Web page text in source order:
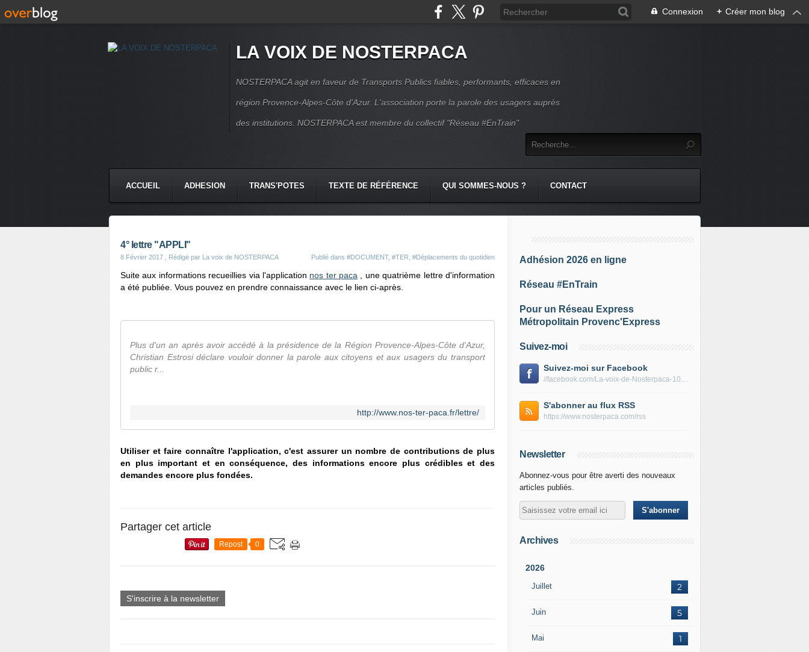
Connexion + Créer mon blog
LA VOIX DE NOSTERPACA
NOSTERPACA agit en faveur de Transports Publics fiables, performants, efficaces en
région Provence-Alpes-Côte d'Azur. L'association porte la parole des usagers auprès
des institutions. NOSTERPACA est membre du collectif "Réseau #EnTrain"
ACCUEIL ADHESION TRANS'POTES TEXTE DE RÉFÉRENCE QUI SOMMES-NOUS ? CONTACT
4° lettre "APPLI"
8 Février 2017 , Rédigé par La voix de NOSTERPACA Publié dans #DOCUMENT, #TER #Déplacements du quotidien
Suite aux informations recueillies via l'application nos ter paca , une quatrième lettre d'information
a été publiée. Vous pouvez en prendre connaissance avec le lien ci-après.
Plus d'un an après avoir accédé à la présidence de la Région Provence-Alpes-Côte d'Azur,
Christian Estrosi déclare vouloir donner la parole aux citoyens et aux usagers du transport
public r...
http://www.nos-ter-paca.fr/lettre/
Utiliser et faire connaître l'application, c'est assurer un nombre de contributions de plus
en plus important et en conséquence, des informations encore plus crédibles et des
demandes encore plus fondées.
Partager cet article
Repost 0
S'inscrire à la newsletter
Adhésion 2026 en ligne
Réseau #EnTrain
Pour un Réseau Express
Métropolitain Provenc'Express
Suivez-moi
Suivez-moi sur Facebook
//facebook.com/La-voix-de-Nosterpaca-106434384284735
S'abonner au flux RSS
https://www.nosterpaca.com/rss
Newsletter
Abonnez-vous pour être averti des nouveaux
articles publiés.
Archives
2026
Juillet 2
Juin 5
Mai 1